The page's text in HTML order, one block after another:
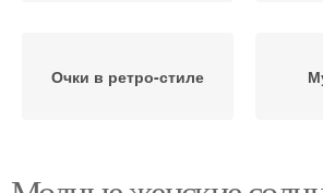
Очки в ретро-стиле